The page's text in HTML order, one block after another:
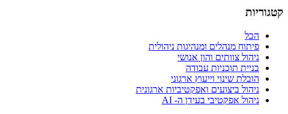
קטגוריות
הכל
פיתוח מנהלים ומנהיגות ניהולית
ניהול צוותים והון אנושי
בניית תוכניות עבודה
הובלת שינוי וייעוץ ארגוני
ניהול ביצועים ואפקטיביות ארגונית
ניהול אפקטיבי בעידן ה- AI